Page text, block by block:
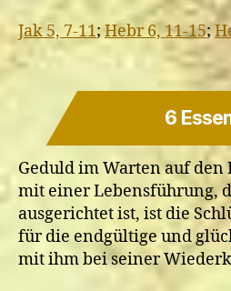
Jak 5, 7-11;Hebr 6, 11-15;
6
Geduld im Warten auf
mit einer Lebensführung,
ausgerichtet ist, ist die
für die endgültige und
mit ihm bei seiner